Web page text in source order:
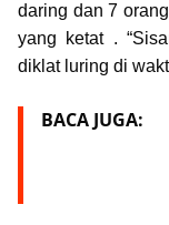
daring dan 7
yang ketat .
diklat luring di
BACA JUGA: